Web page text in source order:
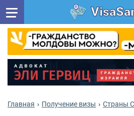
Главная Получение визы Cтраны